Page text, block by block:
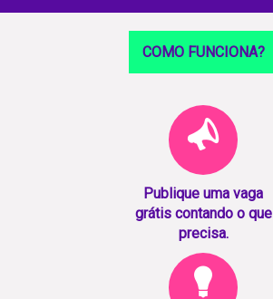
COMO FUNCIONA?
Publique uma vaga
grátis contando o que
precisa.